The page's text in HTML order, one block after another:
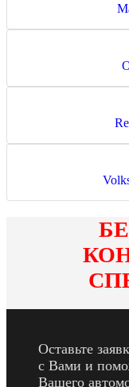
Оставьте
с Вами и
Вашего